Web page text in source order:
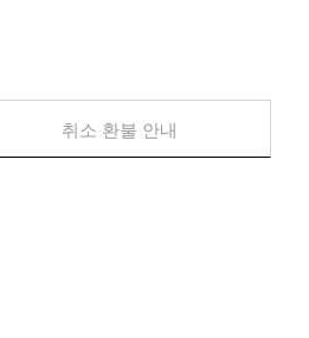
취소 환불 안내